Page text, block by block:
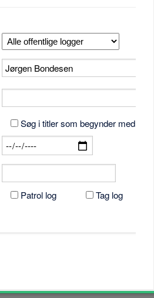
Søg i titler som begynder med
Patrol log Tag log